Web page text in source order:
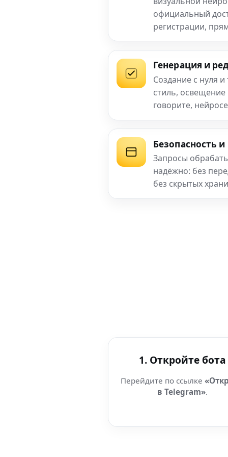
официальный
регистрации,
Генерация и
Создание с нуля
стиль,
говорите,
Безопасность
Запросы
надёжно: без
без скрытых
1. Откройте бота
Перейдите по ссылке
в Telegram».